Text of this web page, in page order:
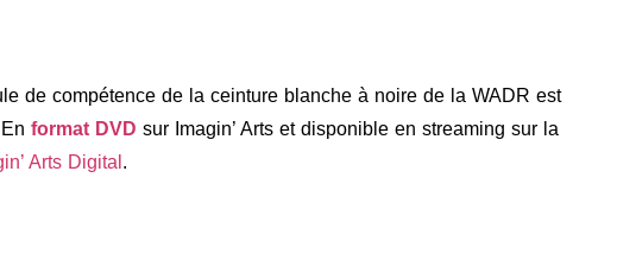
de compétence de la ceinture blanche à noire de la WADR est
format DVD sur Imagin’ Arts et disponible en streaming sur la
Arts Digital .